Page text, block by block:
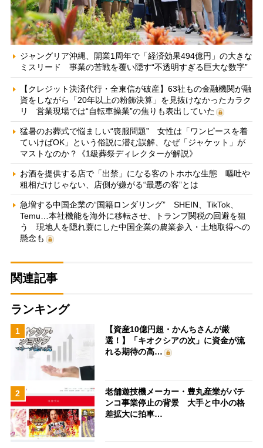
ジャングリア沖縄、開業1周年で「経済効果494億円」の大きな
ミスリード 事業の苦戦を覆い隠す“不透明すぎる巨大な数字”
【クレジット決済代行・全東信が破産】63社もの金融機関が融
資をしながら「20年以上の粉飾決算」を見抜けなかったカラク
リ 営業現場では“自転車操業”の焦りも表出していた
猛暑のお葬式で悩ましい“喪服問題” 女性は「ワンピースを着
ていけばOK」という俗説に潜む誤解、なぜ「ジャケット」が
マストなのか？《1級葬祭ディレクターが解説》
お酒を提供する店で「出禁」になる客のトホホな生態 嘔吐や
粗相だけじゃない、店側が嫌がる“最悪の客”とは
急増する中国企業の“国籍ロンダリング” SHEIN、TikTok、
Temu…本社機能を海外に移転させ、トランプ関税の回避を狙
う 現地人を隠れ蓑にした中国企業の農業参入・土地取得への
懸念も
関連記事
ランキング
1
【資産10億円超・かんちさんが厳
選！】「キオクシアの次」に資金が流
れる期待の高…
2
老舗遊技機メーカー・豊丸産業がパチ
ンコ事業停止の背景 大手と中小の格
差拡大に拍車…